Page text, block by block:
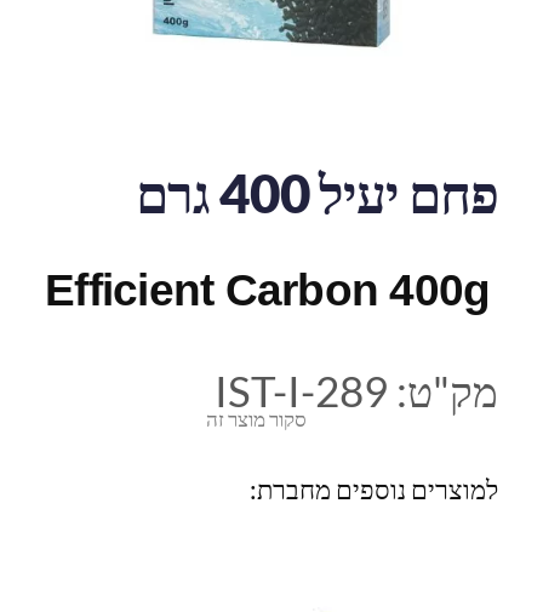
פחם יעיל 400 גרם
Efficient Carbon 400g
סקור מוצר זה
מק"ט: IST-I-289
למוצרים נוספים מחברת: